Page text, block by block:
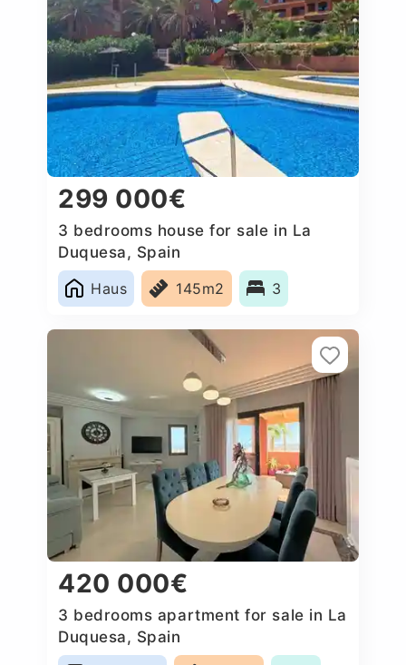
299 000€
3 bedrooms house for sale in La
Duquesa, Spain
Haus
145m2 3
420 000€
3 bedrooms apartment for sale in La
Duquesa, Spain